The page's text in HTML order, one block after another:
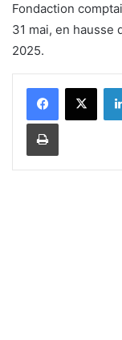
Fondaction
31 mai, en hausse
2025.
Print